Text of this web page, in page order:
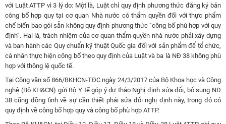
với Luật ATTP vì 3 lý do: Một là, Luật chỉ quy định phương thức đăng ký bản
công bố hợp quy tại cơ quan Nhà nước có thẩm quyền đối với thực phẩm
chế biến bao gói sẵn không quy định phương thức “công bố phù hợp với quy
định”. Hai là, trách nhiệm của cơ quan thẩm quyền nhà nước phải xây dựng
và ban hành các Quy chuẩn kỹ thuật Quốc gia đối với sản phẩm để tổ chức,
cá nhân thực hiện công bố theo quy định của Luật và ba là NĐ 38 không phù
hợp với thông lệ quốc tế.
Tại Công văn số 866/BKHCN-TĐC ngày 24/3/2017 của Bộ Khoa học và Công
nghệ (Bộ KH&CN) gửi Bộ Y tế góp ý dự thảo Nghị định sửa đổi, bổ sung NĐ
38 cũng đồng tình về sự cần thiết phải sửa đổi nghị định này, trong đó có
quy định về công bố hợp quy và công bố phù hợp ATTP.